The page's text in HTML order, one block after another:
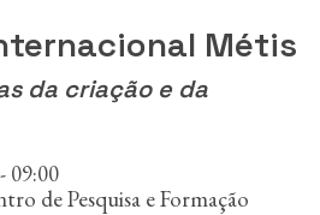
Métis
da criação e da
09:00
de Pesquisa e Formação